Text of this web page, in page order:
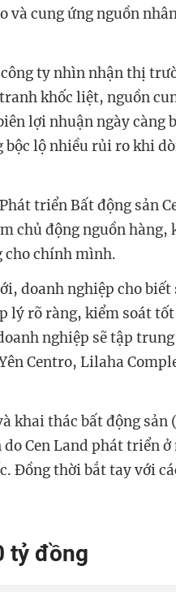
và cung ứng nguồn
ty nhìn nhận thị
khốc liệt, nguồn
lợi nhuận ngày càng
lộ nhiều rủi ro khi
triển Bất động sản
chủ động nguồn
cho chính mình.
doanh nghiệp cho
lý rõ ràng, kiểm soát
nghiệp sẽ tập
Centro, Lilaha
khai thác bất động sản
Cen Land phát triển
Đồng thời bắt tay với
tỷ đồng